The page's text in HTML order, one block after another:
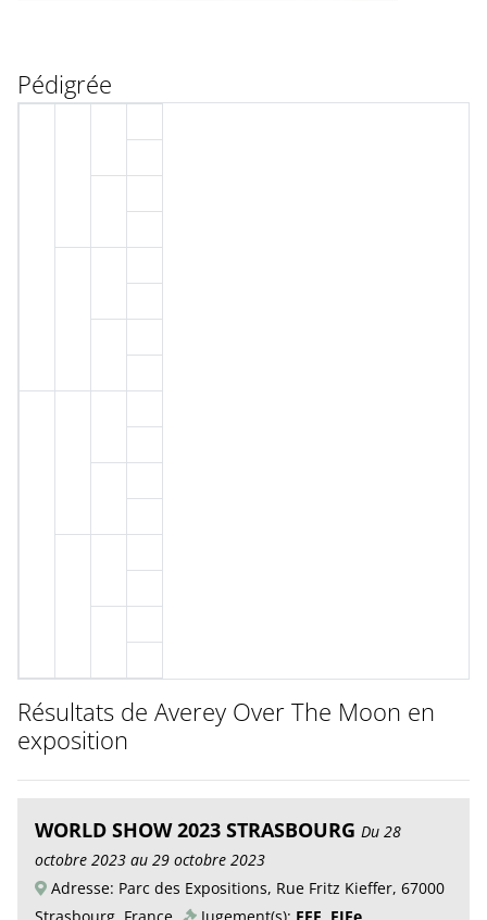
Pédigrée
Résultats de Averey Over The Moon en
exposition
WORLD SHOW 2023 STRASBOURG Du 28
octobre 2023 au 29 octobre 2023
Adresse: Parc des Expositions, Rue Fritz Kieffer, 67000